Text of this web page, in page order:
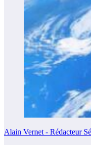
Alain Vernet - Rédacteur